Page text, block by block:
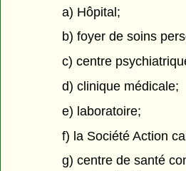
a) Hôpital;
b) foyer de soins
c) centre
d) clinique médicale;
e) laboratoire;
f) la Société Action
g) centre de santé